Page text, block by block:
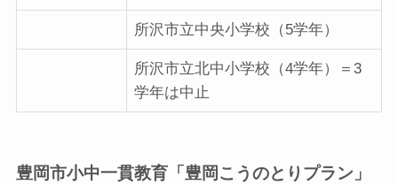
所沢市立中央小学校（5学年）
所沢市立北中小学校（4学年）＝3
学年は中止
豊岡市小中一貫教育「豊岡こうのとりプラン」